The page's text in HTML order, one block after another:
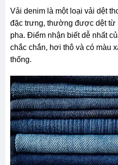
Vải denim là một loại vải dệt
đặc trưng, thường được dệt từ
pha. Điểm nhận biết dễ nhất
chắc chắn, hơi thô và có màu
thống.